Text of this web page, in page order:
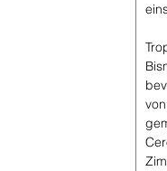
von